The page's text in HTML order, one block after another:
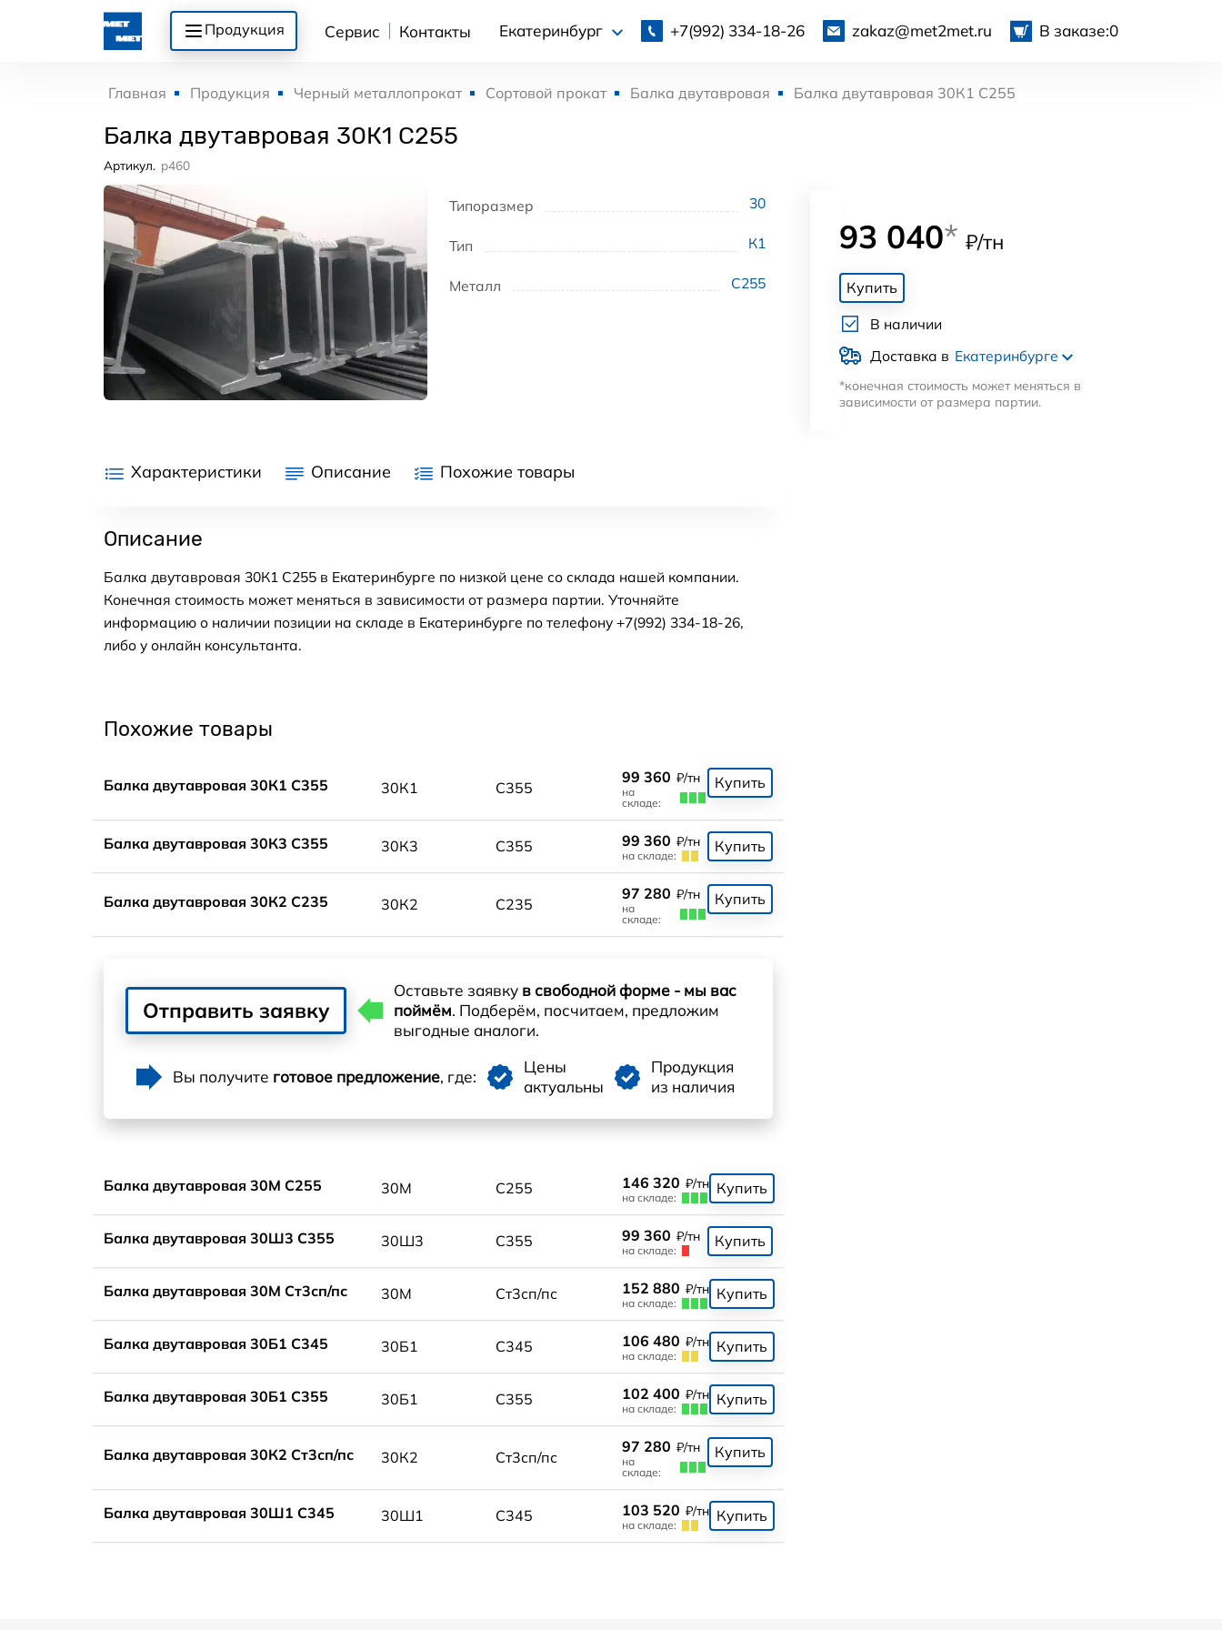
Продукция Сервис Контакты Екатеринбург +7(992) 334-18-26 zakaz@met2met.ru В заказе:0
Главная Продукция Черный металлопрокат Сортовой прокат Балка двутавровая Балка двутавровая 30К1 С255
Балка двутавровая 30К1 С255
Артикул. p460
Типоразмер 30
Тип К1
Металл С255
93 040* ₽/тн
Купить
В наличии
Доставка в Екатеринбурге
*конечная стоимость может меняться в
зависимости от размера партии.
Характеристики Описание Похожие товары
Описание
Балка двутавровая 30К1 С255 в Екатеринбурге по низкой цене со склада нашей компании.
Конечная стоимость может меняться в зависимости от размера партии. Уточняйте
информацию о наличии позиции на складе в Екатеринбурге по телефону +7(992) 334-18-26,
либо у онлайн консультанта.
Похожие товары
Балка двутавровая 30К1 С355 30К1 С355
99 360 ₽/тн
на
складе:
Купить
Балка двутавровая 30К3 С355 30К3 С355 99 360 ₽/тн
на складе:
Купить
Балка двутавровая 30К2 С235 30К2 С235
97 280 ₽/тн
на
складе:
Купить
Отправить заявку
Оставьте заявку в свободной форме - мы вас
поймём. Подберём, посчитаем, предложим
выгодные аналоги.
Вы получите готовое предложение, где:
Цены
актуальны
Продукция
из наличия
Балка двутавровая 30М С255 30М С255 146 320 ₽/тн
на складе:
Купить
Балка двутавровая 30Ш3 С355 30Ш3 С355 99 360 ₽/тн
на складе:
Купить
Балка двутавровая 30М Ст3сп/пс 30М Ст3сп/пс 152 880 ₽/тн
на складе:
Купить
Балка двутавровая 30Б1 С345 30Б1 С345 106 480 ₽/тн
на складе:
Купить
Балка двутавровая 30Б1 С355 30Б1 С355 102 400 ₽/тн
на складе:
Купить
Балка двутавровая 30К2 Ст3сп/пс 30К2 Ст3сп/пс
97 280 ₽/тн
на
складе:
Купить
Балка двутавровая 30Ш1 С345 30Ш1 С345 103 520 ₽/тн
на складе:
Купить